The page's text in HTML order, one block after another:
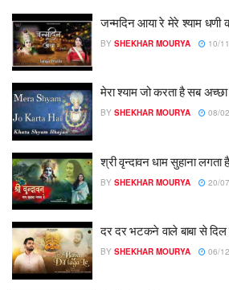
जन्मदिन आया रे मेरे श्याम धणी
BY SHEKHAR MOURYA 10/
मेरा श्याम जो करता है सब
BY SHEKHAR MOURYA 08/
श्री वृन्दावन धाम सुहाना लगता है
BY SHEKHAR MOURYA 20/
दर दर भटकने वाले बाबा से
BY SHEKHAR MOURYA 06/